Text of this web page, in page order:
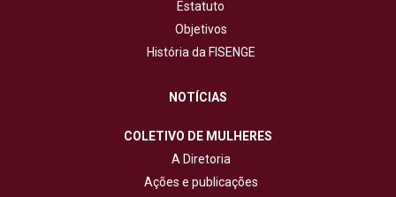
Estatuto
Objetivos
História da FISENGE
NOTÍCIAS
COLETIVO DE MULHERES
A Diretoria
Ações e publicações